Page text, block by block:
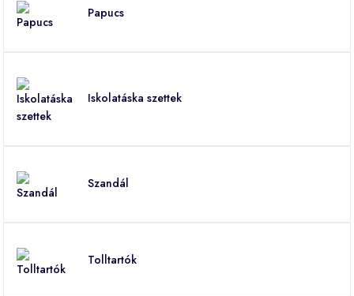
Papucs
Iskolatáska szettek
Szandál
Tolltartók